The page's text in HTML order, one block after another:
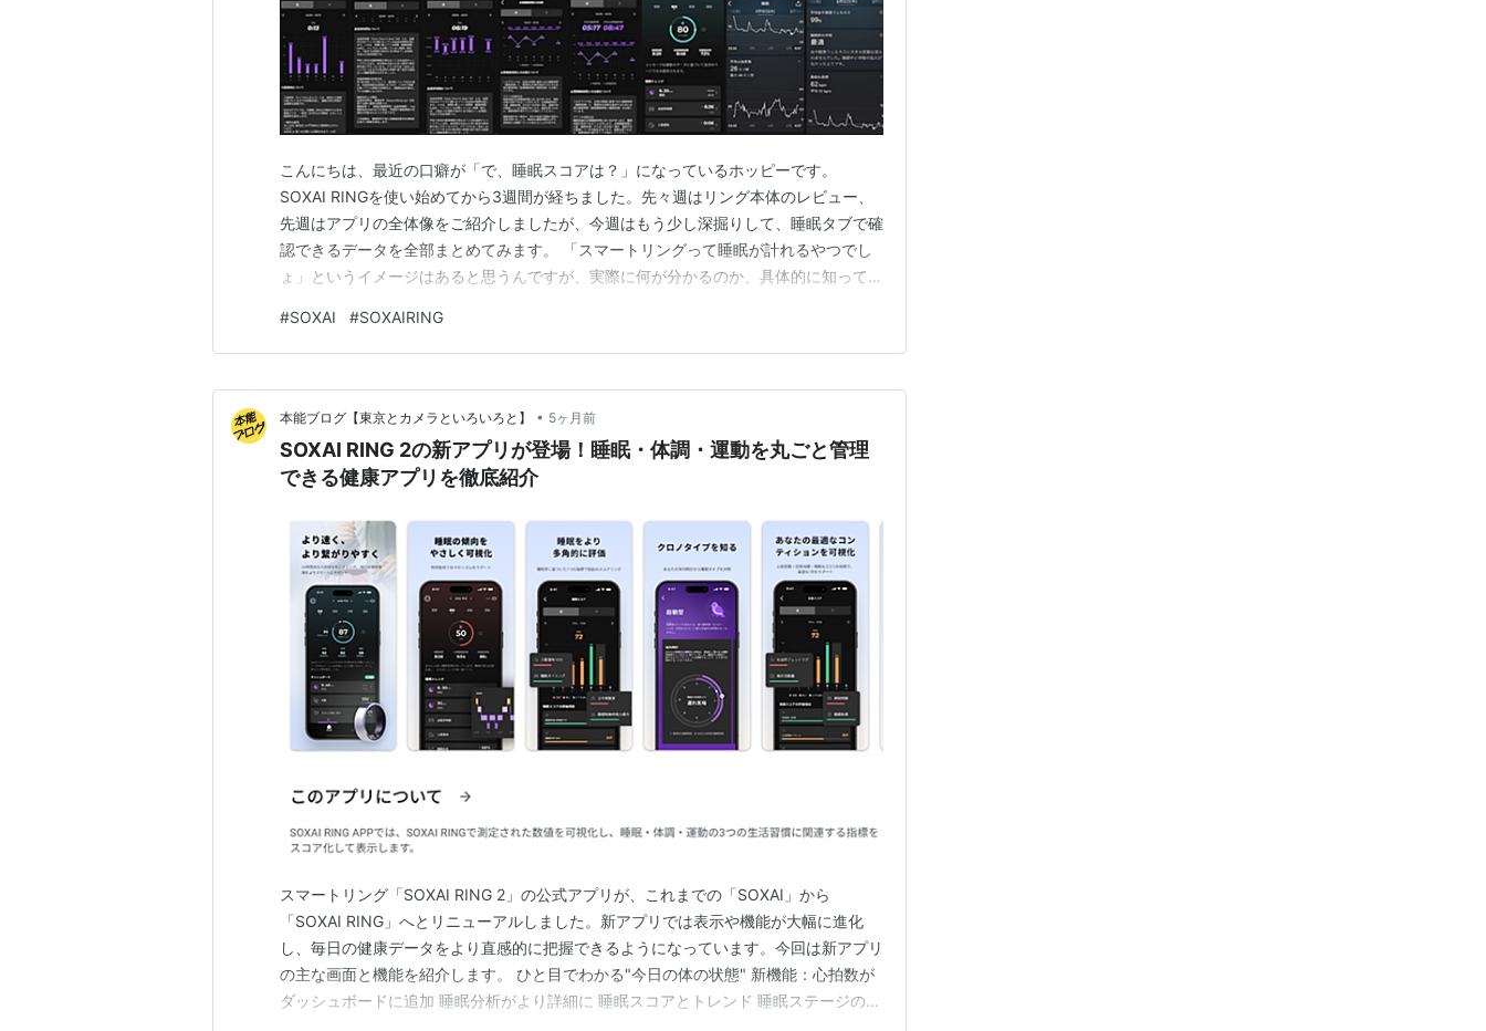
こんにちは、最近の口癖が「で、睡眠スコアは？」になっているホッピーです。
SOXAI RINGを使い始めてから3週間が経ちました。先々週はリング本体のレビュー、
先週はアプリの全体像をご紹介しましたが、今週はもう少し深掘りして、睡眠タブで確
認できるデータを全部まとめてみます。 「スマートリングって睡眠が計れるやつでし
ょ」というイメージはあると思うんですが、実際に何が分かるのか、具体的に知ってい
ら全項目さらしてみます。 まず、睡眠タブのトップ画面から 睡眠トレンド：6つの指
標が並ぶセクション ① 全就床時間（Total …
#SOXAI #SOXAIRING
本能ブログ【東京とカメラといろいろと】 • 5ヶ月前
SOXAI RING 2の新アプリが登場！睡眠・体調・運動を丸ごと管理
できる健康アプリを徹底紹介
スマートリング「SOXAI RING 2」の公式アプリが、これまでの「SOXAI」から
「SOXAI RING」へとリニューアルしました。新アプリでは表示や機能が大幅に進化
し、毎日の健康データをより直感的に把握できるようになっています。今回は新アプリ
の主な画面と機能を紹介します。 ひと目でわかる"今日の体の状態" 新機能：心拍数が
ダッシュボードに追加 睡眠分析がより詳細に 睡眠スコアとトレンド 睡眠ステージの詳